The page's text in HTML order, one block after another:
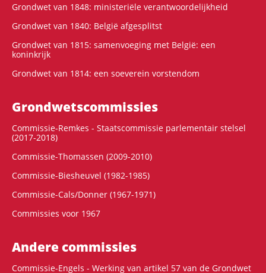
Grondwet van 1848: ministeriële verantwoordelijkheid
Grondwet van 1840: België afgesplitst
Grondwet van 1815: samenvoeging met België: een
koninkrijk
Grondwet van 1814: een soeverein vorstendom
Grondwets­commissies
Commissie-Remkes - Staatscommissie parlementair stelsel
(2017-2018)
Commissie-Thomassen (2009-2010)
Commissie-Biesheuvel (1982-1985)
Commissie-Cals/Donner (1967-1971)
Commissies voor 1967
Andere commissies
Commissie-Engels - Werking van artikel 57 van de Grondwet